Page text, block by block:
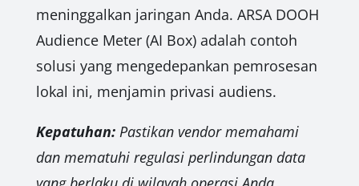
meninggalkan jaringan Anda. ARSA DOOH
Audience Meter (AI Box) adalah contoh
solusi yang mengedepankan pemrosesan
lokal ini, menjamin privasi audiens.
Kepatuhan:Pastikan vendor memahami
dan mematuhi regulasi perlindungan data